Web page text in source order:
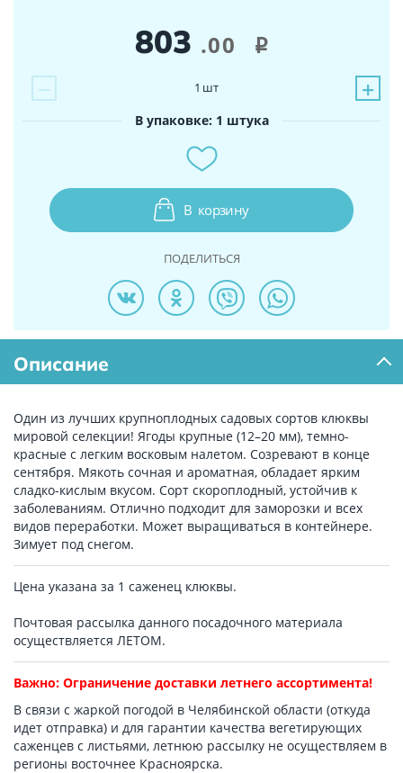
803 .00 i
− +
1 шт
В упаковке: 1 штука
В корзину
ПОДЕЛИТЬСЯ
Описание
Один из лучших крупноплодных садовых сортов клюквы
мировой селекции! Ягоды крупные (12–20 мм), темно-
красные с легким восковым налетом. Созревают в конце
сентября. Мякоть сочная и ароматная, обладает ярким
сладко-кислым вкусом. Сорт скороплодный, устойчив к
заболеваниям. Отлично подходит для заморозки и всех
видов переработки. Может выращиваться в контейнере.
Зимует под снегом.
Цена указана за 1 саженец клюквы.
Почтовая рассылка данного посадочного материала
осуществляется ЛЕТОМ.
Важно: Ограничение доставки летнего ассортимента!
В связи с жаркой погодой в Челябинской области (откуда
идет отправка) и для гарантии качества вегетирующих
саженцев с листьями, летнюю рассылку не осуществляем в
регионы восточнее Красноярска.